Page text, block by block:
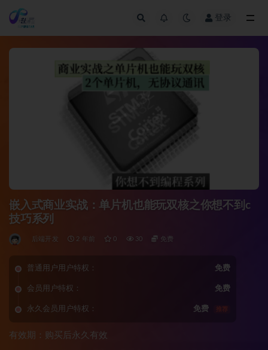
登录
嵌入式商业实战：单片机也能玩双核之你想不到c
技巧系列
后端开发 2 年前 0 30 免费
普通用户用户特权： 免费
会员用户特权： 免费
永久会员用户特权： 免费 推荐
有效期：购买后永久有效